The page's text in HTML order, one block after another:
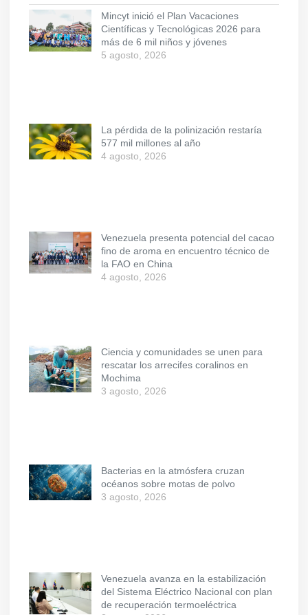
Mincyt inició el Plan Vacaciones
Científicas y Tecnológicas 2026 para
más de 6 mil niños y jóvenes
5 agosto, 2026
La pérdida de la polinización restaría
577 mil millones al año
4 agosto, 2026
Venezuela presenta potencial del cacao
fino de aroma en encuentro técnico de
la FAO en China
4 agosto, 2026
Ciencia y comunidades se unen para
rescatar los arrecifes coralinos en
Mochima
3 agosto, 2026
Bacterias en la atmósfera cruzan
océanos sobre motas de polvo
3 agosto, 2026
Venezuela avanza en la estabilización
del Sistema Eléctrico Nacional con plan
de recuperación termoeléctrica